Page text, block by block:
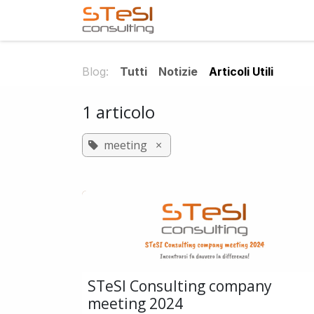
Passa al contenuto
Blog: Tutti Notizie Articoli Utili
1 articolo
meeting ×
STeSI Consulting company
meeting 2024